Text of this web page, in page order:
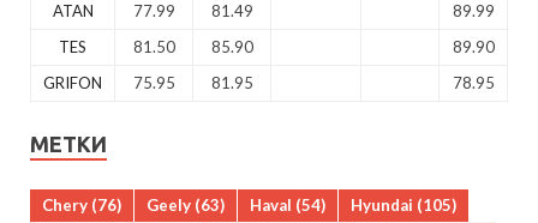
ATAN 77.99 81.49
89.99
TES
81.50 85.90
89.90
GRIFON
75.95 81.95 78.95
МЕТКИ
Chery (76) Geely (63) Haval (54) Hyundai (105)